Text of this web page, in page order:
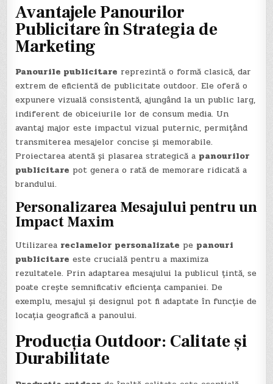
Avantajele Panourilor
Publicitare în Strategia de
Marketing
Panourile publicitare reprezintă o formă clasică, dar
extrem de eficientă de publicitate outdoor. Ele oferă o
expunere vizuală consistentă, ajungând la un public larg,
indiferent de obiceiurile lor de consum media. Un
avantaj major este impactul vizual puternic, permițând
transmiterea mesajelor concise și memorabile.
Proiectarea atentă și plasarea strategică a panourilor
publicitare pot genera o rată de memorare ridicată a
brandului.
Personalizarea Mesajului pentru un
Impact Maxim
Utilizarea reclamelor personalizate pe panouri
publicitare este crucială pentru a maximiza
rezultatele. Prin adaptarea mesajului la publicul țintă, se
poate crește semnificativ eficiența campaniei. De
exemplu, mesajul și designul pot fi adaptate în funcție de
locația geografică a panoului.
Producția Outdoor: Calitate și
Durabilitate